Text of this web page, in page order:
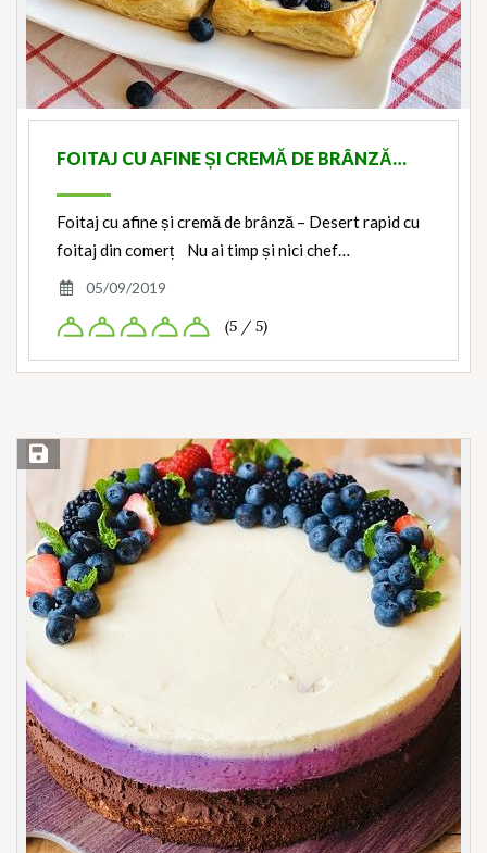
FOITAJ CU AFINE ȘI CREMĂ DE BRÂNZĂ…
Foitaj cu afine și cremă de brânză – Desert rapid cu
foitaj din comerț Nu ai timp și nici chef…
05/09/2019
(5 / 5)
Save Recipe